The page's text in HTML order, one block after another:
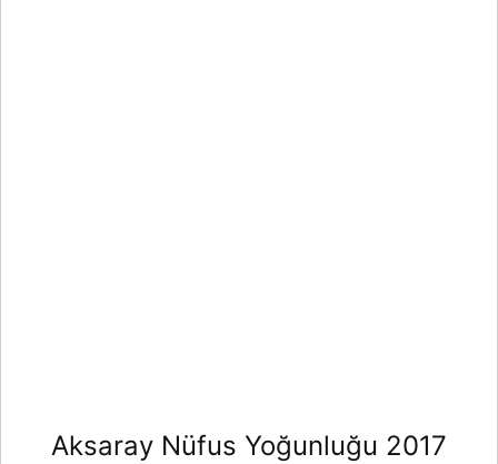
Aksaray Nüfus Yoğunluğu 2017